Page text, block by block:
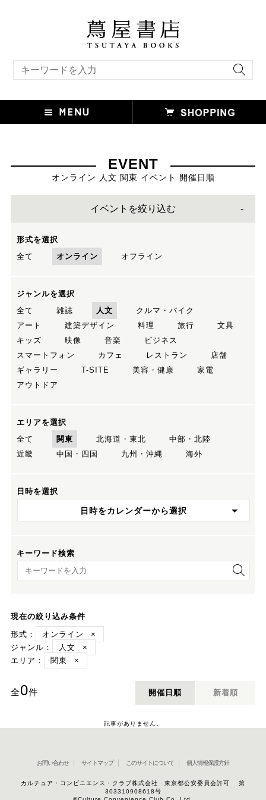
EVENT
オンライン 人文 関東 イベント 開催日順
イベントを絞り込む
形式を選択
全て
オンライン オフライン
ジャンルを選択
全て
雑誌 人文
クルマ・バイク
アート
建築デザイン 料理 旅行
文具
キッズ
映像 音楽
ビジネス
スマートフォン
カフェ レストラン
店舗
ギャラリー
T-SITE 美容・健康
家電
アウトドア
エリアを選択
全て
関東 北海道・東北
中部・北陸
近畿
中国・四国 九州・沖縄 海外
日時を選択
日時をカレンダーから選択
キーワード検索
キーワード検索
現在の絞り込み条件
形式：
オンライン
×
ジャンル：
人文
×
エリア：
関東 ×
全0件 開催日順 新着順
記事がありません。
お問い合わせ サイトマップ このサイトについて 個人情報保護方針
カルチュア・コンビニエンス・クラブ株式会社 東京都公安委員会許可 第
303310908618号